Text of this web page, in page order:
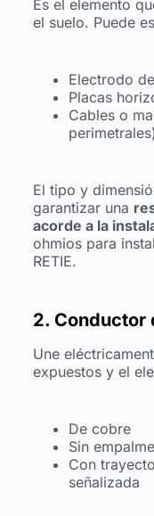
Es el elemento
el suelo. Puede
Electrodo
Placas
Cables o
perimetrales)
El tipo y
garantizar una
acorde a la
ohmios para
RETIE.
2. Conductor
Une
expuestos y el
De cobre
Sin
Con
señalizada